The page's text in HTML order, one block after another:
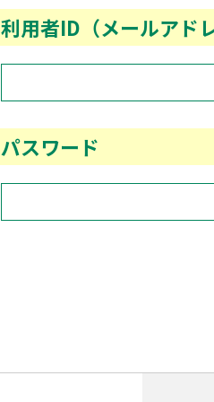
利用者ID（メールアド
パスワード